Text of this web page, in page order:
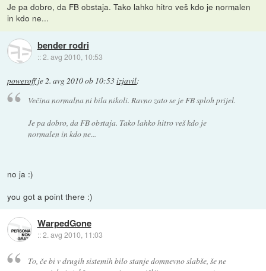
Je pa dobro, da FB obstaja. Tako lahko hitro veš kdo je normalen
in kdo ne...
bender rodri
::2. avg 2010, 10:53
poweroffje 2. avg 2010 ob 10:53izjavil:
Večina normalna ni bila nikoli. Ravno zato se je FB sploh prijel.
Je pa dobro, da FB obstaja. Tako lahko hitro veš kdo je
normalen in kdo ne...
no ja :)
you got a point there :)
WarpedGone
::2. avg 2010, 11:03
To, če bi v drugih sistemih bilo stanje domnevno slabše, še ne